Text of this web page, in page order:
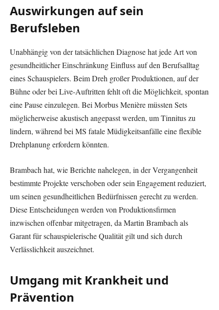
Auswirkungen auf sein
Berufsleben
Unabhängig von der tatsächlichen Diagnose hat jede Art von
gesundheitlicher Einschränkung Einfluss auf den Berufsalltag
eines Schauspielers. Beim Dreh großer Produktionen, auf der
Bühne oder bei Live-Auftritten fehlt oft die Möglichkeit, spontan
eine Pause einzulegen. Bei Morbus Menière müssten Sets
möglicherweise akustisch angepasst werden, um Tinnitus zu
lindern, während bei MS fatale Müdigkeitsanfälle eine flexible
Drehplanung erfordern könnten.
Brambach hat, wie Berichte nahelegen, in der Vergangenheit
bestimmte Projekte verschoben oder sein Engagement reduziert,
um seinen gesundheitlichen Bedürfnissen gerecht zu werden.
Diese Entscheidungen werden von Produktionsfirmen
inzwischen offenbar mitgetragen, da Martin Brambach als
Garant für schauspielerische Qualität gilt und sich durch
Verlässlichkeit auszeichnet.
Umgang mit Krankheit und
Prävention